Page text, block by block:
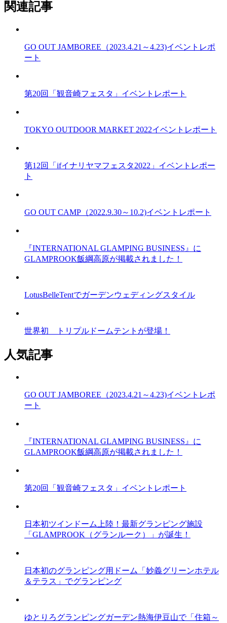
関連記事
GO OUT JAMBOREE（2023.4.21～4.23)イベントレポ
ート
第20回「観音崎フェスタ」イベントレポート
TOKYO OUTDOOR MARKET 2022イベントレポート
第12回「ifイナリヤマフェスタ2022」イベントレポー
ト
GO OUT CAMP（2022.9.30～10.2)イベントレポート
『INTERNATIONAL GLAMPING BUSINESS』に
GLAMPROOK飯綱高原が掲載されました！
LotusBelleTentでガーデンウェディングスタイル
世界初 トリプルドームテントが登場！
人気記事
GO OUT JAMBOREE（2023.4.21～4.23)イベントレポ
ート
『INTERNATIONAL GLAMPING BUSINESS』に
GLAMPROOK飯綱高原が掲載されました！
第20回「観音崎フェスタ」イベントレポート
日本初ツインドーム上陸！最新グランピング施設
「GLAMPROOK（グランルーク）」が誕生！
日本初のグランピング用ドーム「妙義グリーンホテル
＆テラス」でグランピング
ゆとりろグランピングガーデン熱海伊豆山で「住箱～